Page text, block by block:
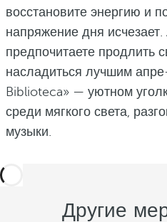
восстановите энергию и
напряжение дня
предпочитаете продлить
насладиться лучшим
Biblioteca» — уютном
среди мягкого света,
музыки.
Другие